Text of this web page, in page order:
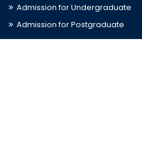
Admission for Undergraduate
Admission for Postgraduate